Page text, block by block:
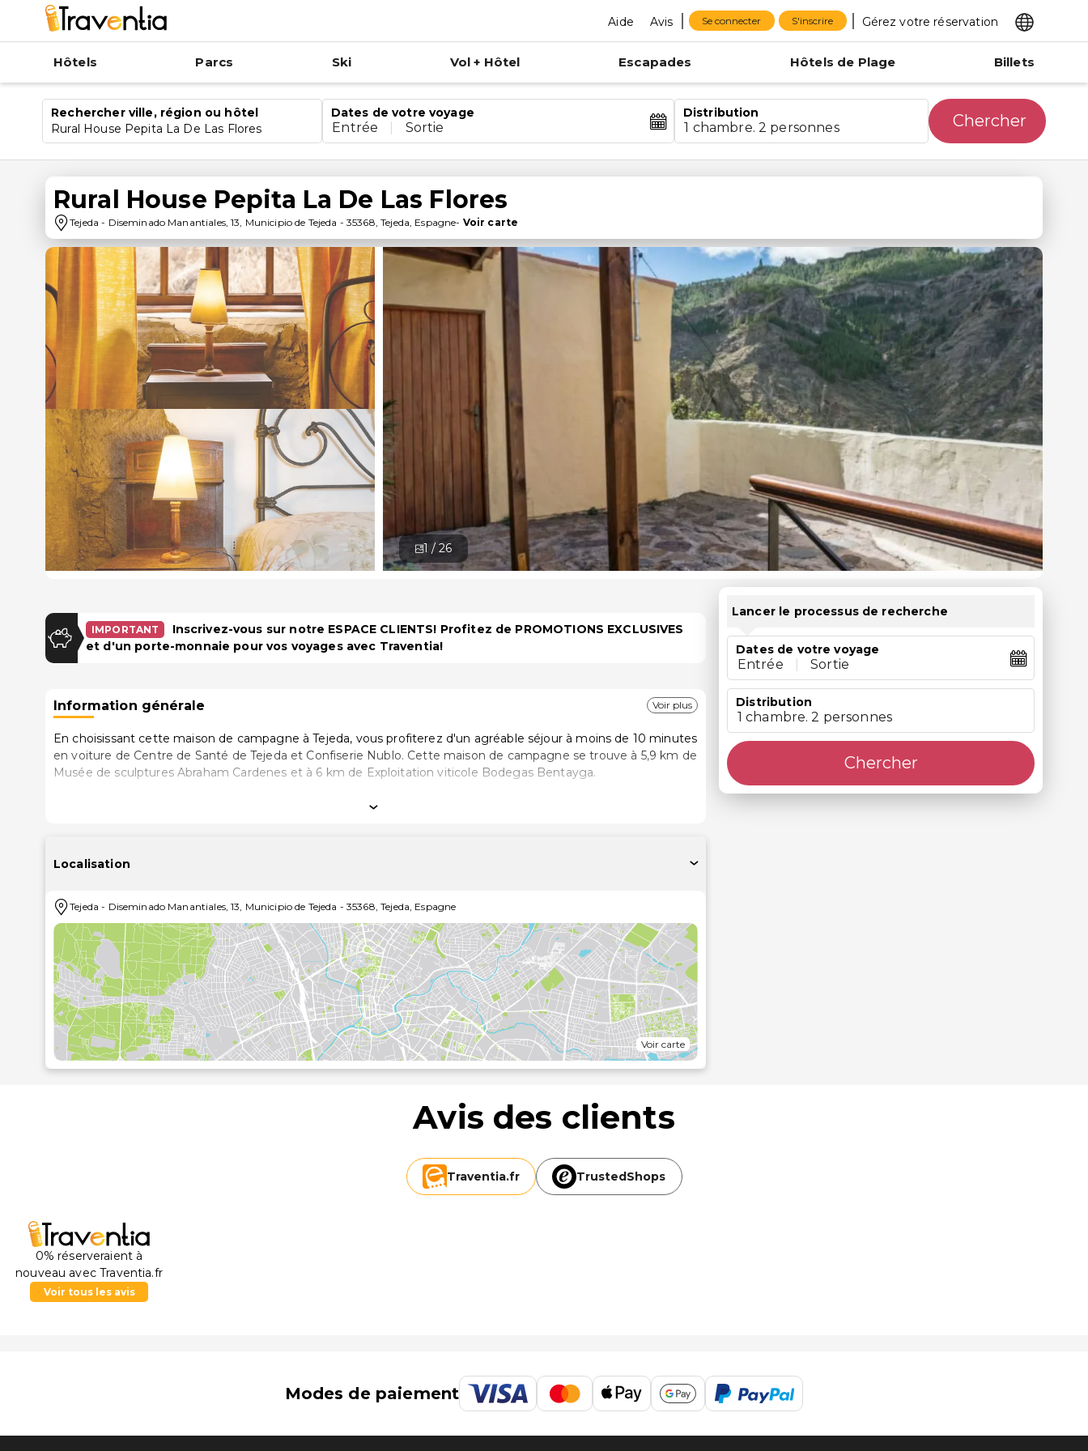
Aide Avis Se connecter S'inscrire Gérez votre réservation
Hôtels Parcs Ski Vol + Hôtel Escapades Hôtels de Plage Billets
Rechercher ville, région ou hôtel
Rural House Pepita La De Las Flores
Dates de votre voyage
Entrée Sortie
Distribution
1 chambre. 2 personnes Chercher
Rural House Pepita La De Las Flores
Tejeda - Diseminado Manantiales, 13, Municipio de Tejeda -35368,Tejeda, Espagne- Voir carte
1 /26
IMPORTANT
Inscrivez-vous sur notre ESPACE CLIENTS! Profitez de PROMOTIONS EXCLUSIVES
et d'un porte-monnaie pour vos voyages avec Traventia!
Information générale Voir plus
En choisissant cette maison de campagne à Tejeda, vous profiterez d'un agréable séjour à moins de 10 minutes
en voiture de Centre de Santé de Tejeda et Confiserie Nublo. Cette maison de campagne se trouve à 5,9 km de
Musée de sculptures Abraham Cardenes et à 6 km de Exploitation viticole Bodegas Bentayga.
La détente avant tout ! Profitez des nombreuses options de loisirs disponibles dans l'hébergement,
Fi à Internet gratuit et des barbecues.
Les distances sont affichées au dixième de kilomètre près
Exploitation viticole Bodegas Bentayga - 1,4 km
Confiserie Nublo - 3 km
Musée de sculptures Abraham Cardenes - 3,2 km
Centre de Santé de Tejeda - 3,5 km
Musée Ethnographique des Maisons Troglodytes d'Artenara - 10,8 km
Centre d’Interprétation du Roque de Bentayga - 12,5 km
Mirador Pico de la Gorra - 12,8 km
Rocher Nublo - 14,1 km
L'aéroport principal le plus proche est : Aéroport de Las Palmas Grande Canarie (LPA) - 52,2 km
Localisation
Tejeda - Diseminado Manantiales, 13, Municipio de Tejeda -35368,Tejeda, Espagne
Voir carte
Lancer le processus de recherche
Dates de votre voyage
Entrée Sortie
Distribution
1 chambre. 2 personnes
Chercher
Avis des clients
Traventia.fr TrustedShops
0% réserveraient à
nouveau avec Traventia.fr
Voir tous les avis
Modes de paiement